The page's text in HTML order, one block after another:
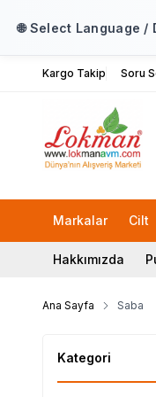
🌐 Select Language /
Kargo Takip Soru
Markalar Cilt
Hakkımızda
Ana Sayfa Saba
Kategori